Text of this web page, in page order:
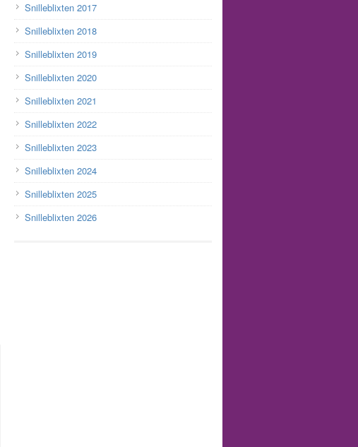
Snilleblixten 2017
Snilleblixten 2018
Snilleblixten 2019
Snilleblixten 2020
Snilleblixten 2021
Snilleblixten 2022
Snilleblixten 2023
Snilleblixten 2024
Snilleblixten 2025
Snilleblixten 2026